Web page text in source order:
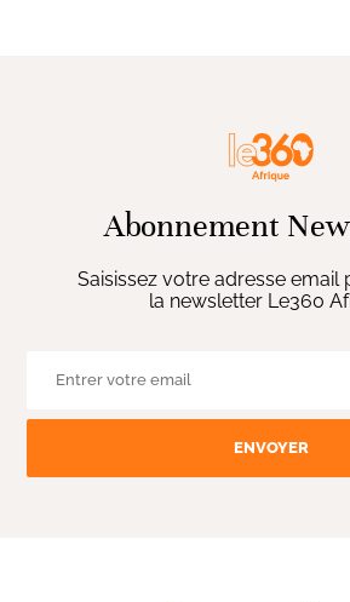
Abonnement
Saisissez votre adresse email
la newsletter Le360
ENVOYER